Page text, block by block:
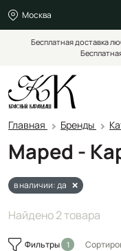
Москва
Бесплатная доставка
Главная Бренды
Maped -
в наличии: да
Найдено 2 товара
Фильтры